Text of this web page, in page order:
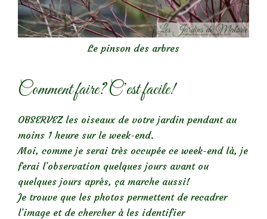
Le pinson des arbres
Comment faire? C’est facile!
OBSERVEZ les oiseaux de votre jardin pendant au
moins 1 heure sur le week-end.
Moi, comme je serai très occupée ce week-end là, je
ferai l’observation quelques jours avant ou
quelques jours après, ça marche aussi!
Je trouve que les photos permettent de recadrer
l’image et de chercher à les identifier